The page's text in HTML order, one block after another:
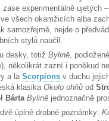
experimentálně ujetých
všech okamžicích alba
samozřejmě, nejde o
stylů naučil.
desky, totiž Bylině,
několikrát zazní i poněkud
a la Scorpions v duchu
klasika Okolo ohňů od
BártaBylině jednoznačně
úplně drobné poznámky: